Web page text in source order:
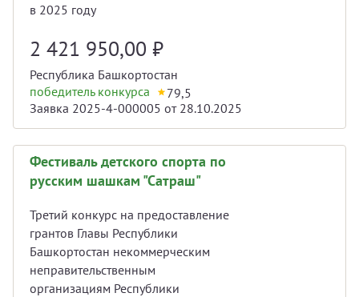
в 2025 году
2 421 950,00 ₽
Республика Башкортостан
победитель конкурса
79,5
Заявка 2025-4-000005 от 28.10.2025
Фестиваль детского спорта по
русским шашкам "Сатраш"
Третий конкурс на предоставление
грантов Главы Республики
Башкортостан некоммерческим
неправительственным
организациям Республики